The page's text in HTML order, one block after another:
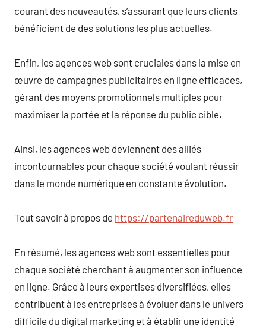
courant des nouveautés, s’assurant que leurs clients
bénéficient de des solutions les plus actuelles.
Enfin, les agences web sont cruciales dans la mise en
œuvre de campagnes publicitaires en ligne efficaces,
gérant des moyens promotionnels multiples pour
maximiser la portée et la réponse du public cible.
Ainsi, les agences web deviennent des alliés
incontournables pour chaque société voulant réussir
dans le monde numérique en constante évolution.
Tout savoir à propos de https://partenaireduweb.fr
En résumé, les agences web sont essentielles pour
chaque société cherchant à augmenter son influence
en ligne. Grâce à leurs expertises diversifiées, elles
contribuent à les entreprises à évoluer dans le univers
difficile du digital marketing et à établir une identité